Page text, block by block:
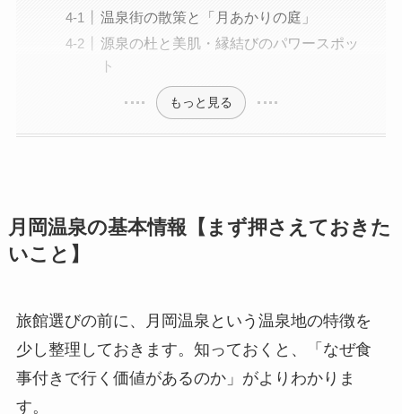
温泉街の散策と「月あかりの庭」
源泉の杜と美肌・縁結びのパワースポッ
ト
もっと見る
月岡温泉の基本情報【まず押さえておきた
いこと】
旅館選びの前に、月岡温泉という温泉地の特徴を
少し整理しておきます。知っておくと、「なぜ食
事付きで行く価値があるのか」がよりわかりま
す。